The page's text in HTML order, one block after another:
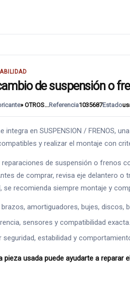
de suspensión o
» OTROS...Referencia1035687Estado
integra en SUSPENSION /
y realizar el montaje con
de suspensión o frenos
de comprar, revisa eje delantero
se recomienda siempre montaje y
amortiguadores, bujes, discos,
sensores y compatibilidad exacta.
estabilidad y
pieza usada puede ayudarte a